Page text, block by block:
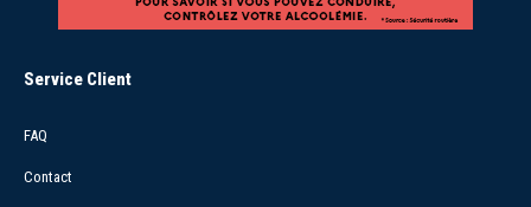
Service Client
FAQ
Contact